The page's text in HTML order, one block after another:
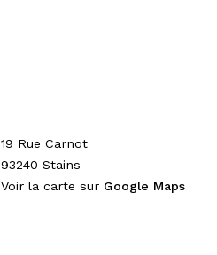
19 Rue Carnot
93240 Stains
Voir la carte sur Google Maps